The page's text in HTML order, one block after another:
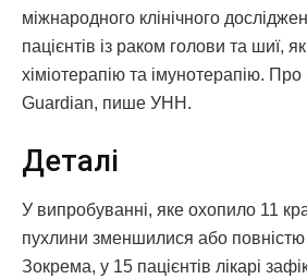
міжнародного клінічного
пацієнтів із раком голови та шиї,
хіміотерапію та імунотерапію.
Guardian, пише УНН.
Деталі
У випробуванні, яке охопило 11
пухлини зменшилися або
Зокрема, у 15 пацієнтів лікарі